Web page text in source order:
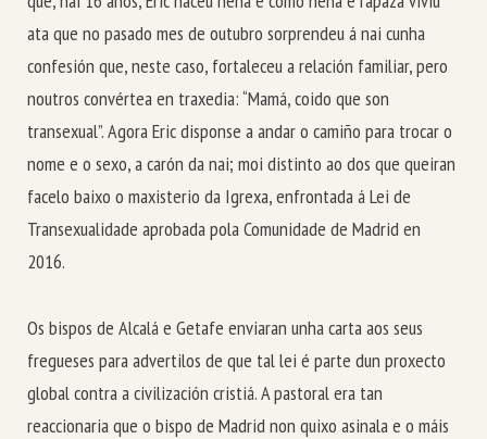
ata que no pasado mes de outubro sorprendeu á nai cunha
confesión que, neste caso, fortaleceu a relación familiar, pero
noutros convértea en traxedia: “Mamá, coido que son
transexual”. Agora Eric disponse a andar o camiño para trocar o
nome e o sexo, a carón da nai; moi distinto ao dos que queiran
facelo baixo o maxisterio da Igrexa, enfrontada á Lei de
Transexualidade aprobada pola Comunidade de Madrid en
2016.
Os bispos de Alcalá e Getafe enviaran unha carta aos seus
fregueses para advertilos de que tal lei é parte dun proxecto
global contra a civilización cristiá. A pastoral era tan
reaccionaria que o bispo de Madrid non quixo asinala e o máis